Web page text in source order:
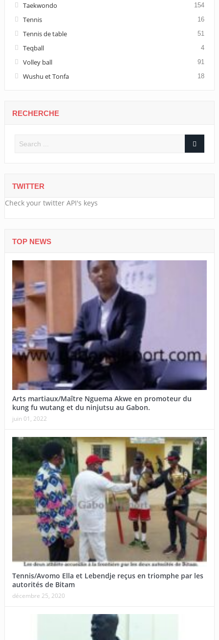
Taekwondo 154
Tennis 16
Tennis de table 51
Teqball 4
Volley ball 91
Wushu et Tonfa 18
RECHERCHE
TWITTER
Check your twitter API's keys
TOP NEWS
Arts martiaux/Maître Nguema Akwe en promoteur du
kung fu wutang et du ninjutsu au Gabon.
juin 01, 2022
Tennis/Avomo Ella et Lebendje reçus en triomphe par les
autorités de Bitam
décembre 25, 2020